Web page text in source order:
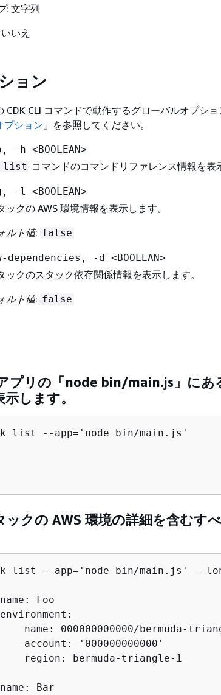
: 文字列
いえ
ョン
CDK CLI コマンドで動作するグローバルオプシ
プション 」を参照してください。
-h <BOOLEAN>
list コマンドのコマンドリファレンス情報を表
-l <BOOLEAN>
ックの AWS 環境情報を表示します。
ルト値: false
dependencies, -d <BOOLEAN>
ックのスタック依存関係情報を表示します。
ルト値: false
プリの「node bin/main.js」にあ
示します。
list --app='node bin/main.js'
ックの AWS 環境の詳細を含むす
list --app='node bin/main.js' --
Foo
name: 000000000000/bermuda-
account: '000000000000'
region: bermuda-triangle-1
Bar